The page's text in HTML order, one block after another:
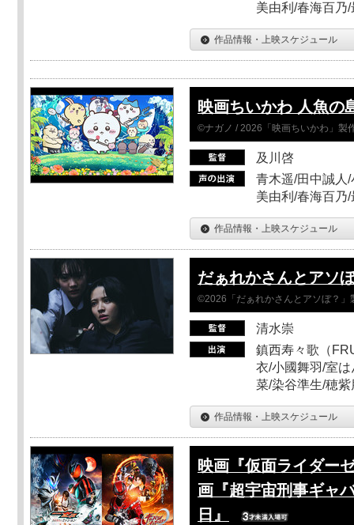
美由利/春海百乃
作品情報・上映スケジュール
映画ちいかわ 人魚の
©ナガノ / 2026「映画ちいかわ」製
及川啓
青木遥/田中誠人
美由利/春海百乃
作品情報・上映スケジュール
だぁれかさんとアソ
©2026「だぁれかさんとアソぼ？」
清水崇
鎮西寿々歌（
衣/小國舞羽/室
菜/染谷準生/穂
作品情報・上映スケジュール
映画『仮面ライダー
画『超宇宙刑事ギャ
日』